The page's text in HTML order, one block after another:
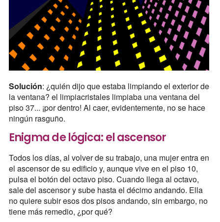
Solución: ¿quién dijo que estaba limpiando el exterior de
la ventana? el limpiacristales limpiaba una ventana del
piso 37... ¡por dentro! Al caer, evidentemente, no se hace
ningún rasguño.
Enigma de lógica: el ascensor
Todos los días, al volver de su trabajo, una mujer entra en
el ascensor de su edificio y, aunque vive en el piso 10,
pulsa el botón del octavo piso. Cuando llega al octavo,
sale del ascensor y sube hasta el décimo andando. Ella
no quiere subir esos dos pisos andando, sin embargo, no
tiene más remedio, ¿por qué?